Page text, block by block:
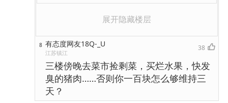
展开隐藏楼层
8 有态度网友18Q-_U
江苏镇江
38
三楼傍晚去菜市捡剩菜，买烂水果，快发
臭的猪肉……否则你一百块怎么够维持三
天？